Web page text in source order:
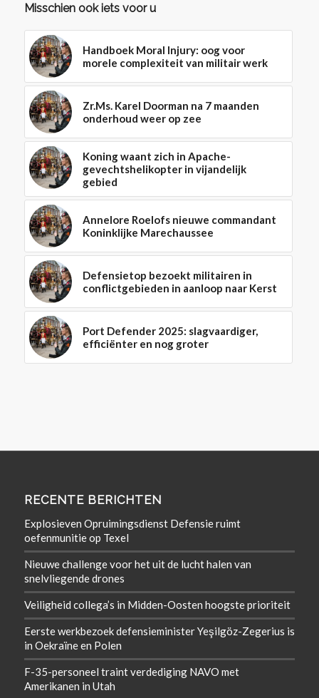
Misschien ook iets voor u
Handboek Moral Injury: oog voor
morele complexiteit van militair werk
Zr.Ms. Karel Doorman na 7 maanden
onderhoud weer op zee
Koning waant zich in Apache-
gevechtshelikopter in vijandelijk
gebied
Annelore Roelofs nieuwe commandant
Koninklijke Marechaussee
Defensietop bezoekt militairen in
conflictgebieden in aanloop naar Kerst
Port Defender 2025: slagvaardiger,
efficiënter en nog groter
RECENTE BERICHTEN
Explosieven Opruimingsdienst Defensie ruimt
oefenmunitie op Texel
Nieuwe challenge voor het uit de lucht halen van
snelvliegende drones
Veiligheid collega’s in Midden-Oosten hoogste prioriteit
Eerste werkbezoek defensieminister Yeşilgöz-Zegerius is
in Oekraïne en Polen
F-35-personeel traint verdediging NAVO met
Amerikanen in Utah